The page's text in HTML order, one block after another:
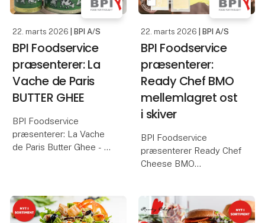
medarbejdere.
Har du en kl
Kom forbi K8180 og
smag
22. marts 2026 | BPI A/S
BPI Foodservice
præsenterer: La
Vache de Paris
BUTTER GHEE
BPI Foodservice
præsenterer: La Vache
de Paris Butter Ghee - -
Perfekt til ægte suacer,
søde desserter og
22. marts 2026 | BPI A/S
BPI Foodservice
præsenterer:
Ready Chef BMO
mellemlagret ost
i skiver
BPI Foodservice
præsenterer Ready Chef
Cheese BMO
med praktisk
mellemlagspapir for